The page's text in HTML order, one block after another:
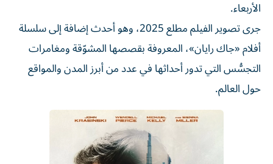
الأربعاء.
جرى تصوير الفيلم مطلع 2025، وهو أحدث إضافة إلى سلسلة
أفلام «جاك رايان»، المعروفة بقصصها المشوّقة ومغامرات
التجسُّس التي تدور أحداثها في عدد من أبرز المدن والمواقع
حول العالم.